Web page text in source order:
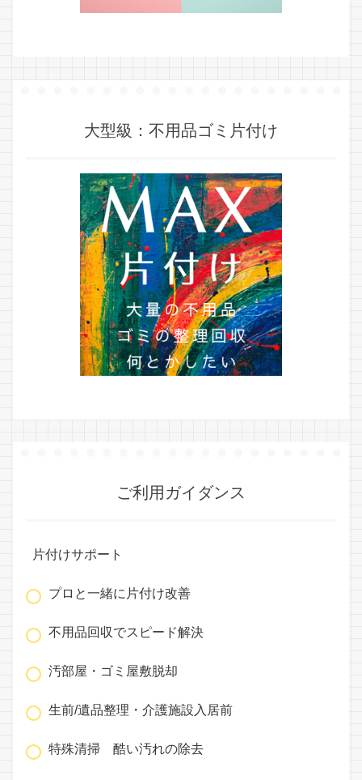
大型級：不用品ゴミ片付け
ご利用ガイダンス
片付けサポート
プロと一緒に片付け改善
不用品回収でスピード解決
汚部屋・ゴミ屋敷脱却
生前/遺品整理・介護施設入居前
特殊清掃 酷い汚れの除去